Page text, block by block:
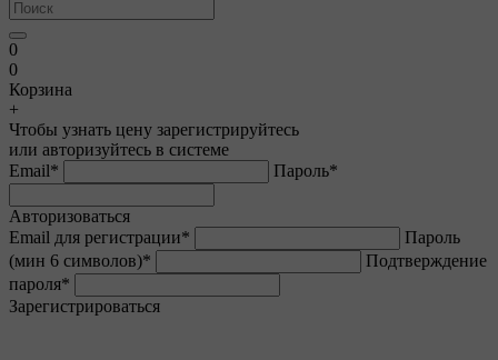
0
0
Корзина
+
Чтобы узнать цену зарегистрируйтесь
или авторизуйтесь в системе
Email* Пароль*
Авторизоваться
Email для регистрации*
Пароль
(мин 6 символов)*
Подтверждение
пароля*
Зарегистрироваться